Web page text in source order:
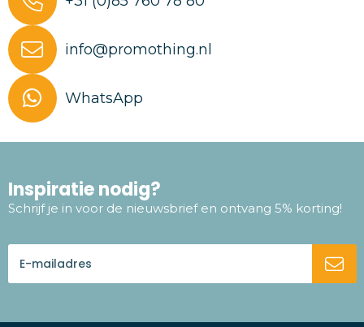
info@promothing.nl
WhatsApp
Inspiratie nodig?
Schrijf je in voor de nieuwsbrief en ontvang 5% korting!